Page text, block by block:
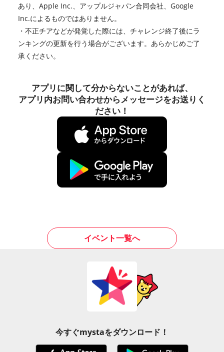
あり、Apple Inc.、アップルジャパン合同会社、Google
Inc.によるものではありません。
・不正チアなどが発覚した際には、チャレンジ終了後にラ
ンキングの更新を行う場合がございます。あらかじめご了
承ください。
アプリに関して分からないことがあれば、
アプリ内お問い合わせからメッセージをお送りく
ださい！
イベント一覧へ
今すぐmystaをダウンロード！